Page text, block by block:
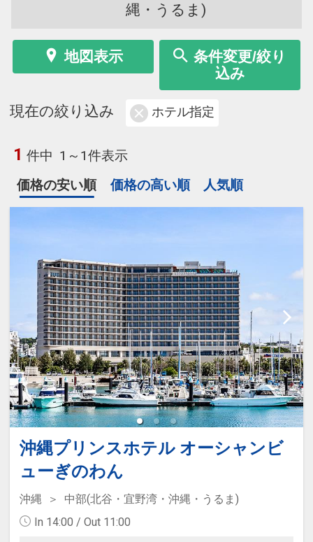
縄・うるま)
地図表示
条件変更/絞り
込み
現在の絞り込み ホテル指定
1 件中 1～1件表示
価格の安い順
価格の高い順 人気順
沖縄プリンスホテル オーシャンビ
ューぎのわん
沖縄
中部(北谷・宜野湾・沖縄・うるま)
In 14:00 / Out 11:00